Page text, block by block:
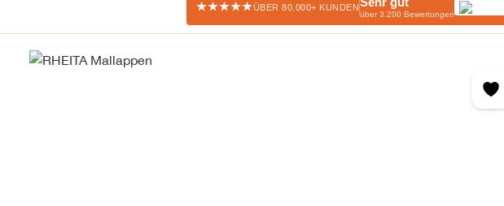
★★★★★ÜBER 80.000+ KUNDEN
über 3.200 Bewertungen
Bildergalerie überspringen